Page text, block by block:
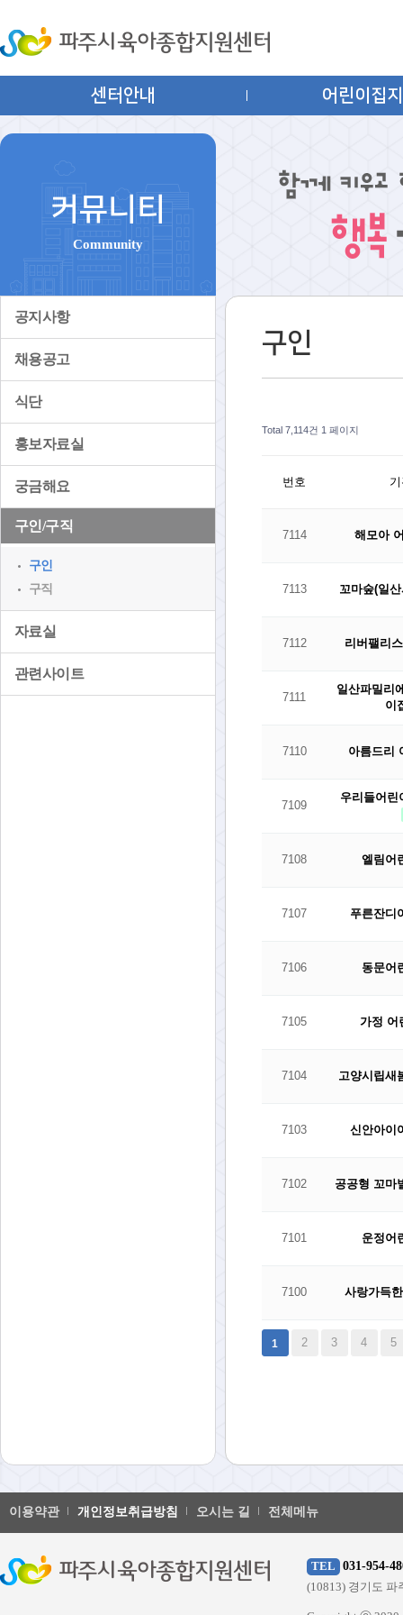
센터안내 어린이집
커뮤니티
Community
공지사항
채용공고
식단
홍보자료실
궁금해요
구인/구직
구인
구직
자료실
관련사이트
구인
Total 7,114건 1 페이지
번호
7114 해모아
7113 꼬마숲(일
7112 리버팰리
7111
일산파밀리
이
7110 아름드리
7109
우리들어린
7108 엘림어
7107 푸른잔디
7106 동문어
7105 가정
7104 고양시립새
7103 신안아이
7102 공공형 꼬마
7101 운정어
7100 사랑가득
1 2 3 4 5
이용약관 개인정보취급방침 오시는 길 전체메뉴
TEL 031-954-
(10813) 경기도 파